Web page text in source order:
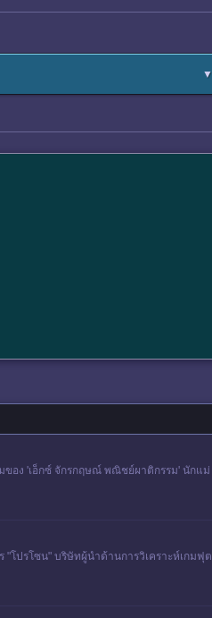
▼
มของ 'เอ็กซ์ จักรกฤษณ์ พณิชย์ผาติกรรม' นักแม่
โปรโซน" บริษัทผู้นำด้านการวิเคราะห์เกมฟุต